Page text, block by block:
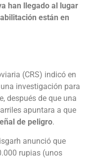
han llegado al lugar
están en
(CRS) indicó en
investigación para
después de que una
apuntara a que
de peligro.
anunció que
rupias (unos